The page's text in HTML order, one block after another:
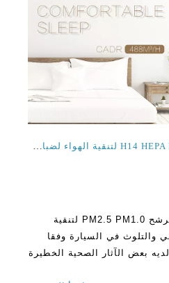
أفضل مرشح H14 HEPA PM2.5 PM1.0 لتنقية الهواء لضباب تلوث المرور وتلوث السيارات
أفضل مرشح H14 HEPA مرشح PM2.5 PM1.0 لتنقية
والتلوث في السيارة وفقا
بعض الآثار الصحية الخطيرة